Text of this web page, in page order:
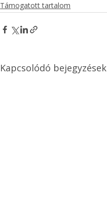
Támogatott tartalom
Kapcsolódó bejegyzések